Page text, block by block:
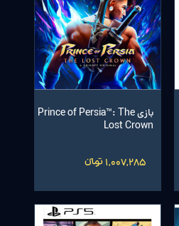
بازی Prince of Persia™: The
Lost Crown
1,007,285 تومانءءء